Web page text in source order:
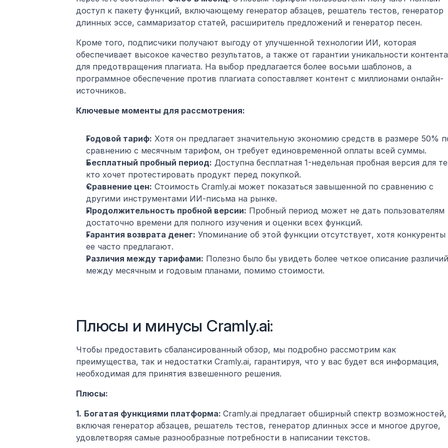
доступ к пакету функций, включающему генератор абзацев, решатель тестов, генератор
длинных эссе, саммаризатор статей, расширитель предложений и генератор песен.
Кроме того, подписчики получают выгоду от улучшенной технологии ИИ, которая
обеспечивает высокое качество результатов, а также от гарантии уникальности контента
для предотвращения плагиата. На выбор предлагается более восьми шаблонов, а
программное обеспечение против плагиата сопоставляет контент с миллионами онлайн-
источников.
Ключевые моменты для рассмотрения:
Годовой тариф: Хотя он предлагает значительную экономию средств в размере 50%
сравнению с месячным тарифом, он требует единовременной оплаты всей суммы.
Бесплатный пробный период: Доступна бесплатная 1-недельная пробная версия для
кто хочет протестировать продукт перед покупкой.
Сравнение цен: Стоимость Cramly.ai может показаться завышенной по сравнению с
другими инструментами ИИ-письма на рынке.
Продолжительность пробной версии: Пробный период может не дать пользователям
достаточно времени для полного изучения и оценки всех функций.
Гарантия возврата денег: Упоминание об этой функции отсутствует, хотя конкуренты
ее часто предлагают.
Различия между тарифами: Полезно было бы увидеть более четкое описание различий
между месячным и годовым планами, помимо стоимости.
Плюсы и минусы Cramly.ai:
Чтобы предоставить сбалансированный обзор, мы подробно рассмотрим как
преимущества, так и недостатки Cramly.ai, гарантируя, что у вас будет вся информация,
необходимая для принятия взвешенного решения.
Плюсы:
1. Богатая функциями платформа: Cramly.ai предлагает обширный спектр возможностей,
включая генератор абзацев, решатель тестов, генератор длинных эссе и многое другое,
удовлетворяя самые разнообразные потребности в написании текстов.